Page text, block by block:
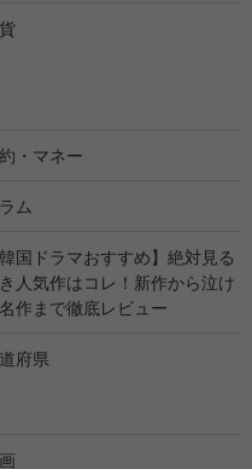
・マネー
ム
韓国ドラマおすすめ】絶対見る
人気作はコレ！新作から泣け
作まで徹底レビュー
府県